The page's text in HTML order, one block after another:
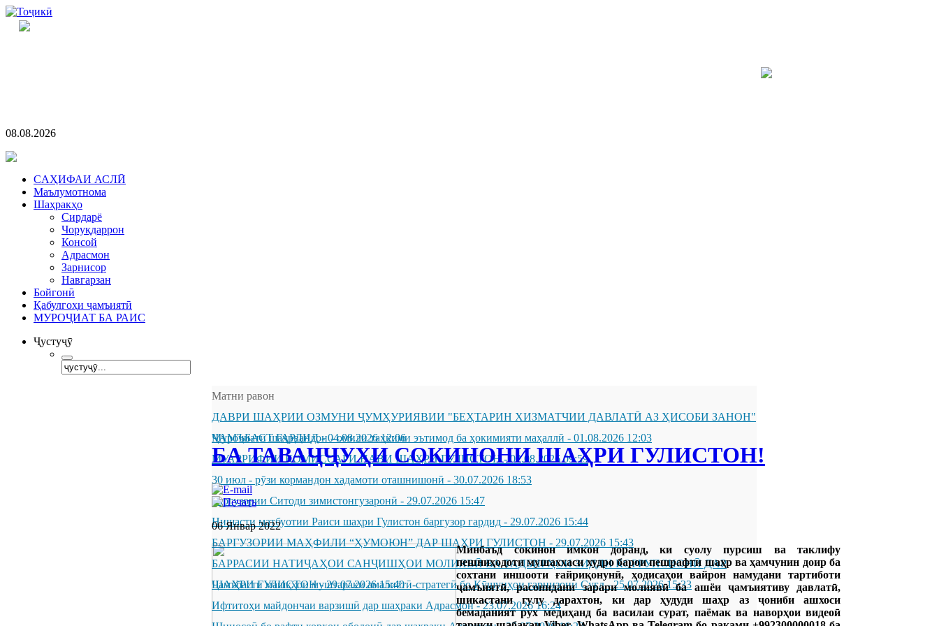
08.08.2026
CАҲИФАИ АСЛӢ
Маълумотнома
Шаҳракҳо
Сирдарё
Чоруқдаррон
Консой
Адрасмон
Зарнисор
Навгарзан
Бойгонӣ
Қабулгоҳи ҷамъиятӣ
МУРОҶИАТ БА РАИС
Ҷустуҷӯ
Матни равон
ДАВРИ ШАҲРИИ ОЗМУНИ ҶУМҲУРИЯВИИ "БЕҲТАРИН ХИЗМАТЧИИ ДАВЛАТӢ АЗ ҲИСОБИ ЗАНОН"
ҶАМЪБАСТ ГАРДИД-04.08.2026 12:06
Муроҷиати шаҳрвандон - омили таҳкими эътимод ба ҳокимияти маҳаллӣ - 01.08.2026 12:03
МУАРРИФИИ КОМИССАРИ НАВИ ШАҲРИ ГУЛИСТОН - 02.08.2026 09:59
30 июл - рӯзи кормандон хадамоти оташнишонӣ - 30.07.2026 18:53
Баргузории Ситоди зимистонгузаронӣ - 29.07.2026 15:47
Нишасти матбуотии Раиси шаҳри Гулистон баргузор гардид - 29.07.2026 15:44
БАРГУЗОРИИ МАҲФИЛИ “ҲУМОЮН” ДАР ШАҲРИ ГУЛИСТОН - 29.07.2026 15:43
БАРРАСИИ НАТИҶАҲОИ САНҶИШҲОИ МОЛИЯВӢ ВА ТАДБИРҲОИ ЗИДДИ КОРРУПСИОНӢ ДАР
ШАҲРИ ГУЛИСТОН-29.07.2026 15:40
Ҷамъбасти машқҳои муштараки амалиётӣ-стратегӣ бо Қӯшунҳои гарнизони Суғд-25.07.2026 15:33
Ифтитоҳи майдончаи варзишӣ дар шаҳраки Адрасмон-23.07.2026 16:24
БА ТАВАҶҶУҲИ СОКИНОНИ ШАҲРИ ГУЛИСТОН!
06 Январ 2022
Минбаъд сокинон имкон доранд, ки суолу пурсиш ва таклифу
пешниҳодоти мушаххаси худро барои пешрафти шаҳр ва ҳамчунин доир ба
сохтани иншооти ғайриқонунӣ, ҳодисаҳои вайрон намудани тартиботи
ҷамъиятӣ, расонидани зарари молиявӣ ба ашёи ҷамъиятиву давлатӣ,
шикастани гулу дарахтон, ки дар ҳудуди шаҳр аз ҷониби ашхоси
бемаданият рух медиҳанд ба василаи сурат, паёмак ва наворҳои видеоӣ